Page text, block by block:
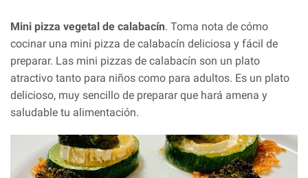
Mini pizza vegetal de calabacín. Toma nota de cómo
cocinar una mini pizza de calabacín deliciosa y fácil de
preparar. Las mini pizzas de calabacín son un plato
atractivo tanto para niños como para adultos. Es un plato
delicioso, muy sencillo de preparar que hará amena y
saludable tu alimentación.